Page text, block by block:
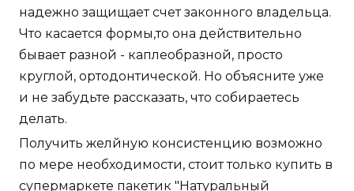
надежно защищает счет законного владельца.
Что касается формы,то она действительно
бывает разной - каплеобразной, просто
круглой, ортодонтической. Но объясните уже
и не забудьте рассказать, что собираетесь
делать.
Получить желйную консистенцию возможно
по мере необходимости, стоит только купить в
супермаркете пакетик "Натуральный